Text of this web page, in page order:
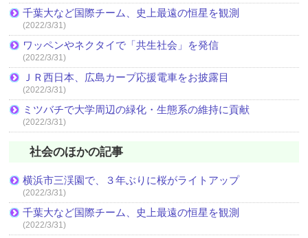
千葉大など国際チーム、史上最遠の恒星を観測
(2022/3/31)
ワッペンやネクタイで「共生社会」を発信
(2022/3/31)
ＪＲ西日本、広島カープ応援電車をお披露目
(2022/3/31)
ミツバチで大学周辺の緑化・生態系の維持に貢献
(2022/3/31)
社会のほかの記事
横浜市三渓園で、３年ぶりに桜がライトアップ
(2022/3/31)
千葉大など国際チーム、史上最遠の恒星を観測
(2022/3/31)